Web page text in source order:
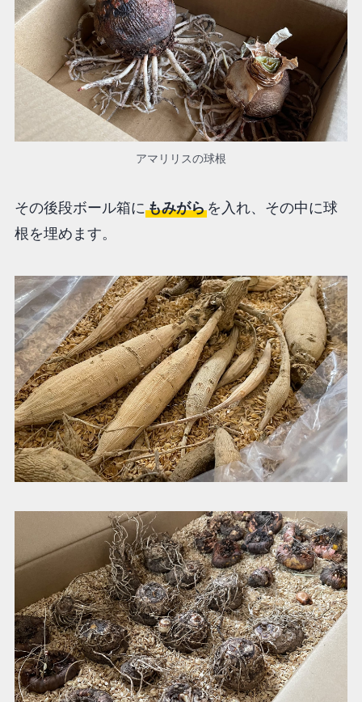
アマリリスの球根
その後段ボール箱にもみがらを入れ、その中に球
根を埋めます。